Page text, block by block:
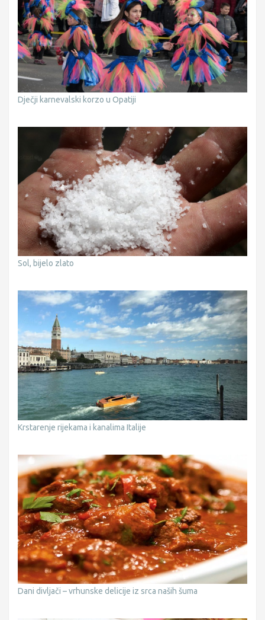
Dječji karnevalski korzo u Opatiji
Sol, bijelo zlato
Krstarenje rijekama i kanalima Italije
Dani divljači – vrhunske delicije iz srca naših šuma